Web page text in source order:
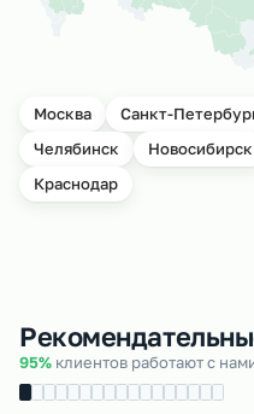
Москва Санкт-
Челябинск
Новосибирск
Краснодар
95% клиентов работают с